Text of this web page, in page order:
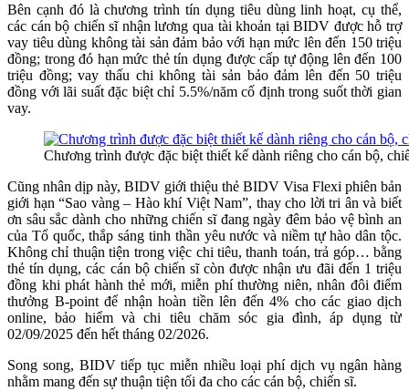
Bên cạnh đó là chương trình tín dụng tiêu dùng linh hoạt, cụ thể,
các cán bộ chiến sĩ nhận lương qua tài khoản tại BIDV được hỗ trợ
vay tiêu dùng không tài sản đảm bảo với hạn mức lên đến 150 triệu
đồng; trong đó hạn mức thẻ tín dụng được cấp tự động lên đến 100
triệu đồng; vay thấu chi không tài sản bảo đảm lên đến 50 triệu
đồng với lãi suất đặc biệt chỉ 5.5%/năm cố định trong suốt thời gian
vay.
Chương trình được đặc biệt thiết kế dành riêng cho cán bộ,
Cũng nhân dịp này, BIDV giới thiệu thẻ BIDV Visa Flexi phiên bản
giới hạn “Sao vàng – Hào khí Việt Nam”, thay cho lời tri ân và biết
ơn sâu sắc dành cho những chiến sĩ đang ngày đêm bảo vệ bình an
của Tổ quốc, thắp sáng tinh thần yêu nước và niềm tự hào dân tộc.
Không chỉ thuận tiện trong việc chi tiêu, thanh toán, trả góp… bằng
thẻ tín dụng, các cán bộ chiến sĩ còn được nhận ưu đãi đến 1 triệu
đồng khi phát hành thẻ mới, miễn phí thường niên, nhân đôi điểm
thưởng B-point để nhận hoàn tiền lên đến 4% cho các giao dịch
online, bảo hiểm và chi tiêu chăm sóc gia đình, áp dụng từ
02/09/2025 đến hết tháng 02/2026.
Song song, BIDV tiếp tục miễn nhiều loại phí dịch vụ ngân hàng
nhằm mang đến sự thuận tiện tối đa cho các cán bộ, chiến sĩ.